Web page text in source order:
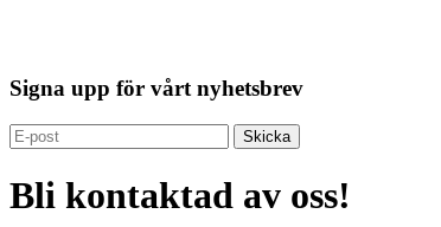
Signa upp för vårt nyhetsbrev
Bli kontaktad av oss!